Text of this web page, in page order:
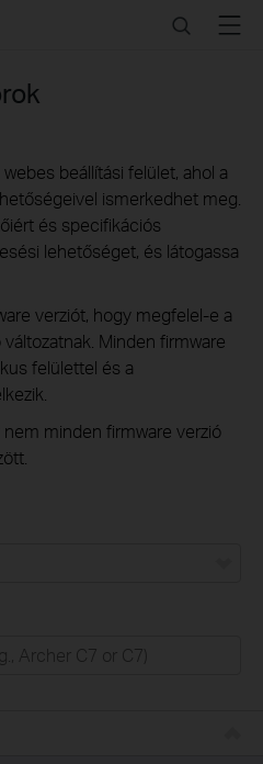
SearchMenu
beállítási felület, ahol a
ismerkedhet meg.
és specifikációs
lehetőséget, és látogassa
verziót, hogy megfelel-e a
Minden firmware
felülettel és a
minden firmware verzió